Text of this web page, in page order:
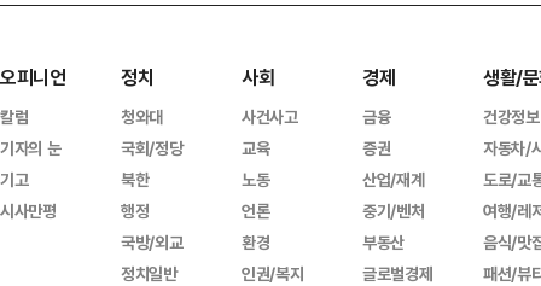
오피니언
칼럼
기자의 눈
기고
시사만평
정치
청와대
국회/정당
북한
행정
국방/외교
정치일반
사회
사건사고
교육
노동
언론
환경
인권/복지
경제
금융
증권
산업/재계
중기/벤처
부동산
글로벌경제
생활/
건강정보
자동차/
도로/교
여행/레
음식/맛
패션/뷰